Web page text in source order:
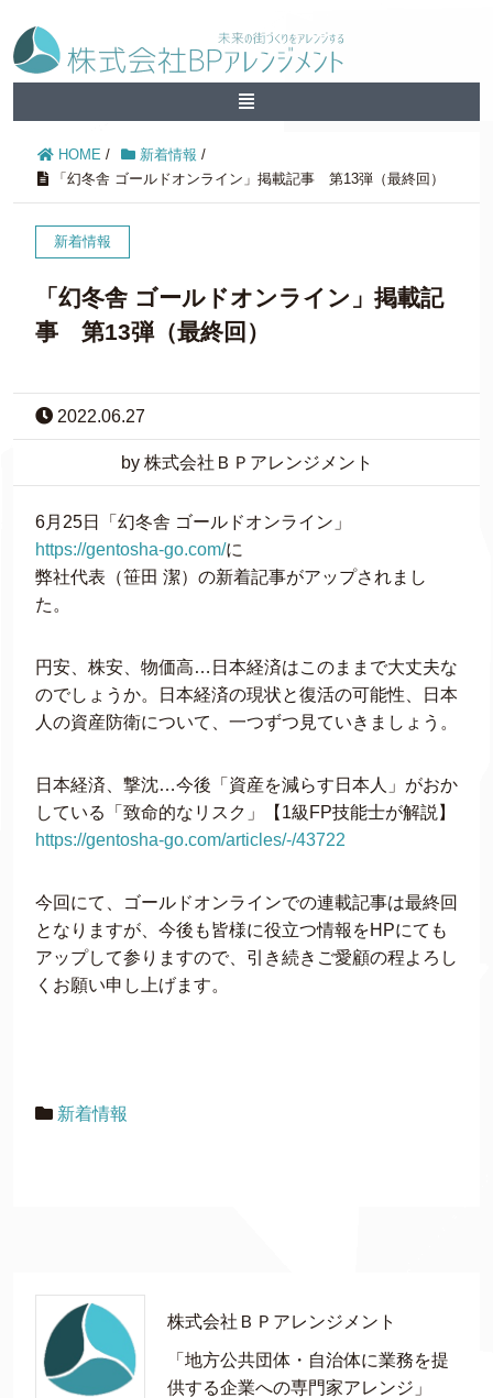
HOME / 新着情報 /
「幻冬舎 ゴールドオンライン」掲載記事 第13弾（最終回）
新着情報
「幻冬舎 ゴールドオンライン」掲載記
事 第13弾（最終回）
2022.06.27
by 株式会社ＢＰアレンジメント
6月25日「幻冬舎 ゴールドオンライン」
https://gentosha-go.com/に
弊社代表（笹田 潔）の新着記事がアップされまし
た。
円安、株安、物価高…日本経済はこのままで大丈夫な
のでしょうか。日本経済の現状と復活の可能性、日本
人の資産防衛について、一つずつ見ていきましょう。
日本経済、撃沈…今後「資産を減らす日本人」がおか
している「致命的なリスク」【1級FP技能士が解説】
https://gentosha-go.com/articles/-/43722
今回にて、ゴールドオンラインでの連載記事は最終回
となりますが、今後も皆様に役立つ情報をHPにても
アップして参りますので、引き続きご愛顧の程よろし
くお願い申し上げます。
新着情報
株式会社ＢＰアレンジメント
「地方公共団体・自治体に業務を提
供する企業への専門家アレンジ」